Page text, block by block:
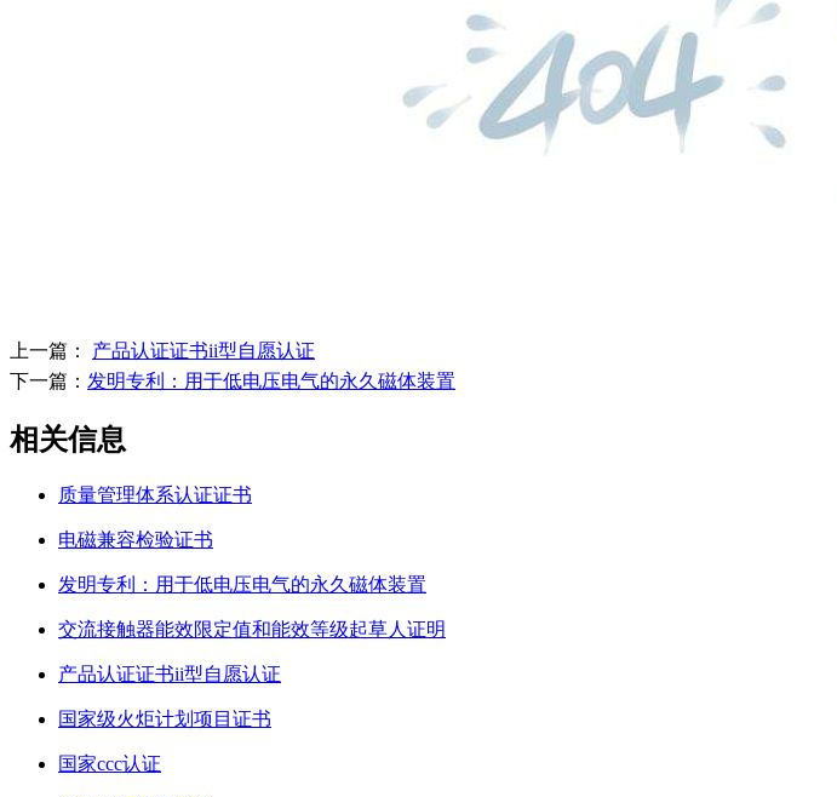
上一篇： 产品认证证书ii型自愿认证
下一篇： 发明专利：用于低电压电气的永久磁体装置
相关信息
质量管理体系认证证书
电磁兼容检验证书
发明专利：用于低电压电气的永久磁体装置
交流接触器能效限定值和能效等级起草人证明
产品认证证书ii型自愿认证
国家级火炬计划项目证书
国家ccc认证